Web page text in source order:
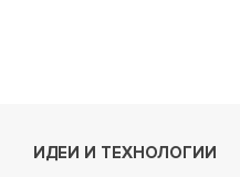
ИДЕИ И ТЕХНОЛОГИИ